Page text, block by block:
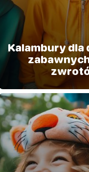
Kalambury dla